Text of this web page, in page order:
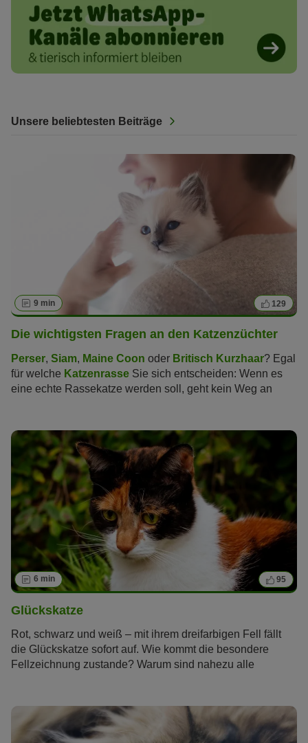
Unsere beliebtesten Beiträge
9 min 129
Die wichtigsten Fragen an den Katzenzüchter
Perser, Siam, Maine Coon oder Britisch Kurzhaar? Egal
für welche Katzenrasse Sie sich entscheiden: Wenn es
eine echte Rassekatze werden soll, geht kein Weg an
seriös und die Kitten gesund sind? Wir haben die
wichtigsten Fragen an den Katzenzüchter für Sie
zusammengefasst.
6 min 95
Glückskatze
Rot, schwarz und weiß – mit ihrem dreifarbigen Fell fällt
die Glückskatze sofort auf. Wie kommt die besondere
Fellzeichnung zustande? Warum sind nahezu alle
Artikel.